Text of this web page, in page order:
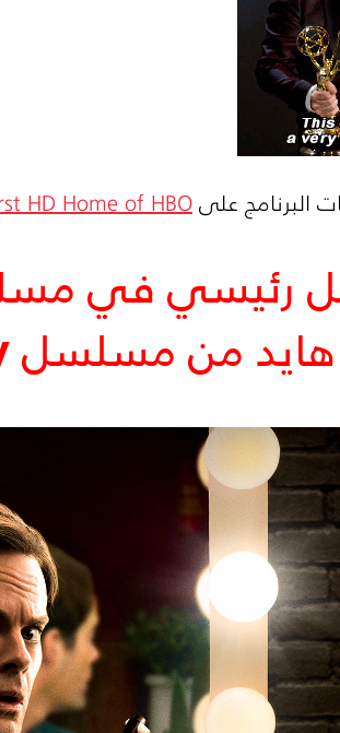
البرنامج علىHD Home of HBO
رئيسي في
هايد من مسلسل